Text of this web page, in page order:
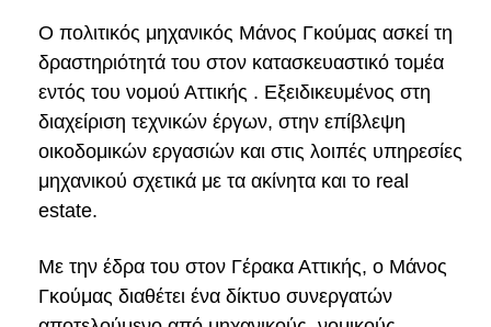
Ο πολιτικός μηχανικός Μάνος Γκούμας ασκεί τη
δραστηριότητά του στον κατασκευαστικό τομέα
εντός του νομού Αττικής . Εξειδικευμένος στη
διαχείριση τεχνικών έργων, στην επίβλεψη
οικοδομικών εργασιών και στις λοιπές υπηρεσίες
μηχανικού σχετικά με τα ακίνητα και το real
estate.
Με την έδρα του στον Γέρακα Αττικής, ο Μάνος
Γκούμας διαθέτει ένα δίκτυο συνεργατών